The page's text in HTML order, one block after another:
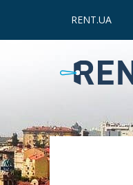
RENT.UA